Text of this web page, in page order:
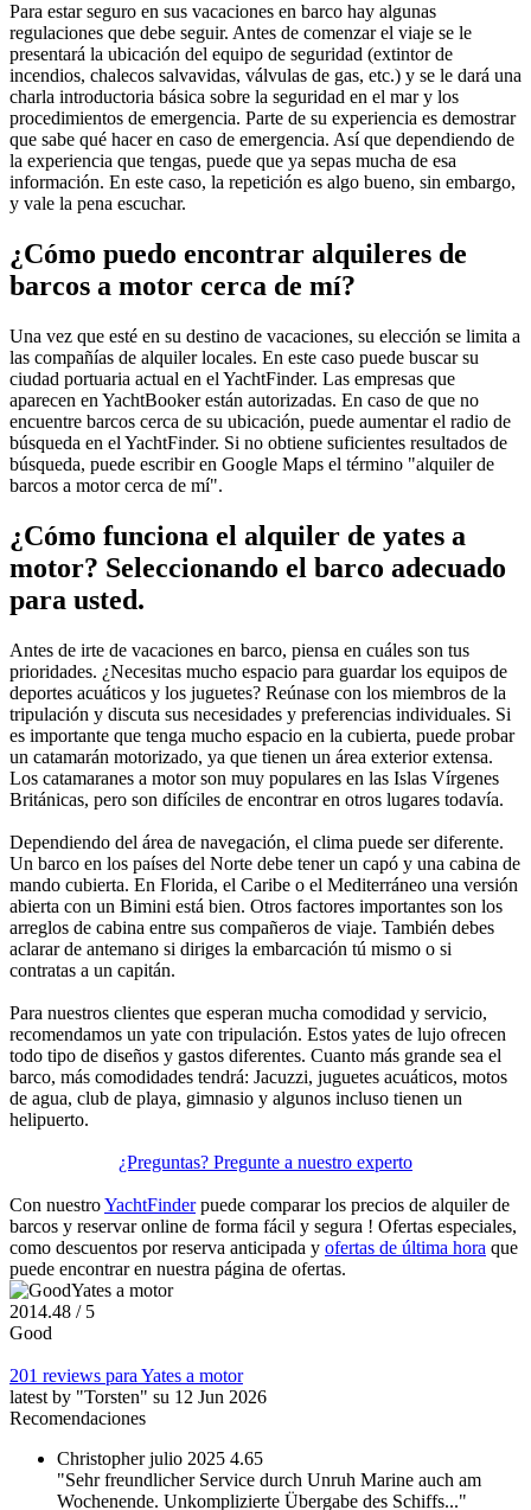
Para estar seguro en sus vacaciones en barco hay algunas
regulaciones que debe seguir. Antes de comenzar el viaje se le
presentará la ubicación del equipo de seguridad (extintor de
incendios, chalecos salvavidas, válvulas de gas, etc.) y se le dará una
charla introductoria básica sobre la seguridad en el mar y los
procedimientos de emergencia. Parte de su experiencia es demostrar
que sabe qué hacer en caso de emergencia. Así que dependiendo de
la experiencia que tengas, puede que ya sepas mucha de esa
información. En este caso, la repetición es algo bueno, sin embargo,
y vale la pena escuchar.
¿Cómo puedo encontrar alquileres de
barcos a motor cerca de mí?
Una vez que esté en su destino de vacaciones, su elección se limita a
las compañías de alquiler locales. En este caso puede buscar su
ciudad portuaria actual en el YachtFinder. Las empresas que
aparecen en YachtBooker están autorizadas. En caso de que no
encuentre barcos cerca de su ubicación, puede aumentar el radio de
búsqueda en el YachtFinder. Si no obtiene suficientes resultados de
búsqueda, puede escribir en Google Maps el término "alquiler de
barcos a motor cerca de mí".
¿Cómo funciona el alquiler de yates a
motor? Seleccionando el barco adecuado
para usted.
Antes de irte de vacaciones en barco, piensa en cuáles son tus
prioridades. ¿Necesitas mucho espacio para guardar los equipos de
deportes acuáticos y los juguetes? Reúnase con los miembros de la
tripulación y discuta sus necesidades y preferencias individuales. Si
es importante que tenga mucho espacio en la cubierta, puede probar
un catamarán motorizado, ya que tienen un área exterior extensa.
Los catamaranes a motor son muy populares en las Islas Vírgenes
Británicas, pero son difíciles de encontrar en otros lugares todavía.
Dependiendo del área de navegación, el clima puede ser diferente.
Un barco en los países del Norte debe tener un capó y una cabina de
mando cubierta. En Florida, el Caribe o el Mediterráneo una versión
abierta con un Bimini está bien. Otros factores importantes son los
arreglos de cabina entre sus compañeros de viaje. También debes
aclarar de antemano si diriges la embarcación tú mismo o si
contratas a un capitán.
Para nuestros clientes que esperan mucha comodidad y servicio,
recomendamos un yate con tripulación. Estos yates de lujo ofrecen
todo tipo de diseños y gastos diferentes. Cuanto más grande sea el
barco, más comodidades tendrá: Jacuzzi, juguetes acuáticos, motos
de agua, club de playa, gimnasio y algunos incluso tienen un
helipuerto.
¿Preguntas? Pregunte a nuestro experto
Con nuestroYachtFinderpuede comparar los precios de alquiler de
barcos y reservar online de forma fácil y segura ! Ofertas especiales,
como descuentos por reserva anticipada y ofertas de última hora que
puede encontrar en nuestra página de ofertas.
Yates a motor
2014.48 / 5
Good
201 reviews para Yates a motor
latest by "Torsten" su 12 Jun 2026
Recomendaciones
Christopher julio 2025 4.65
"Sehr freundlicher Service durch Unruh Marine auch am
Wochenende. Unkomplizierte Übergabe des Schiffs..."